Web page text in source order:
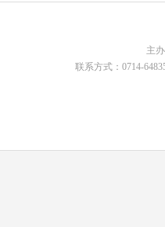
主
联系方式：0714-